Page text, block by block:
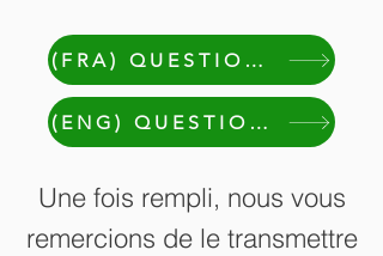
(FRA) QUESTIONNAIRE 1er RENDEZ-VOUS
(ENG) QUESTIONNAIRE 1st MEETING
Une fois rempli, nous vous
remercions de le transmettre